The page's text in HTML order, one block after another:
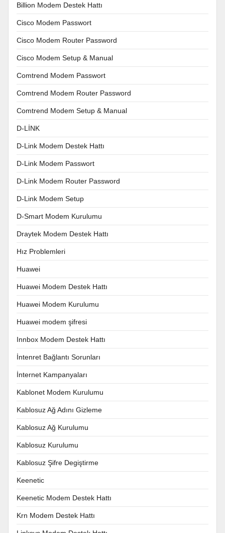
Billion Modem Destek Hattı
Cisco Modem Passwort
Cisco Modem Router Password
Cisco Modem Setup & Manual
Comtrend Modem Passwort
Comtrend Modem Router Password
Comtrend Modem Setup & Manual
D-LİNK
D-Link Modem Destek Hattı
D-Link Modem Passwort
D-Link Modem Router Password
D-Link Modem Setup
D-Smart Modem Kurulumu
Draytek Modem Destek Hattı
Hız Problemleri
Huawei
Huawei Modem Destek Hattı
Huawei Modem Kurulumu
Huawei modem şifresi
Innbox Modem Destek Hattı
İntenret Bağlantı Sorunları
İnternet Kampanyaları
Kablonet Modem Kurulumu
Kablosuz Ağ Adını Gizleme
Kablosuz Ağ Kurulumu
Kablosuz Kurulumu
Kablosuz Şifre Degiştirme
Keenetic
Keenetic Modem Destek Hattı
Krn Modem Destek Hattı